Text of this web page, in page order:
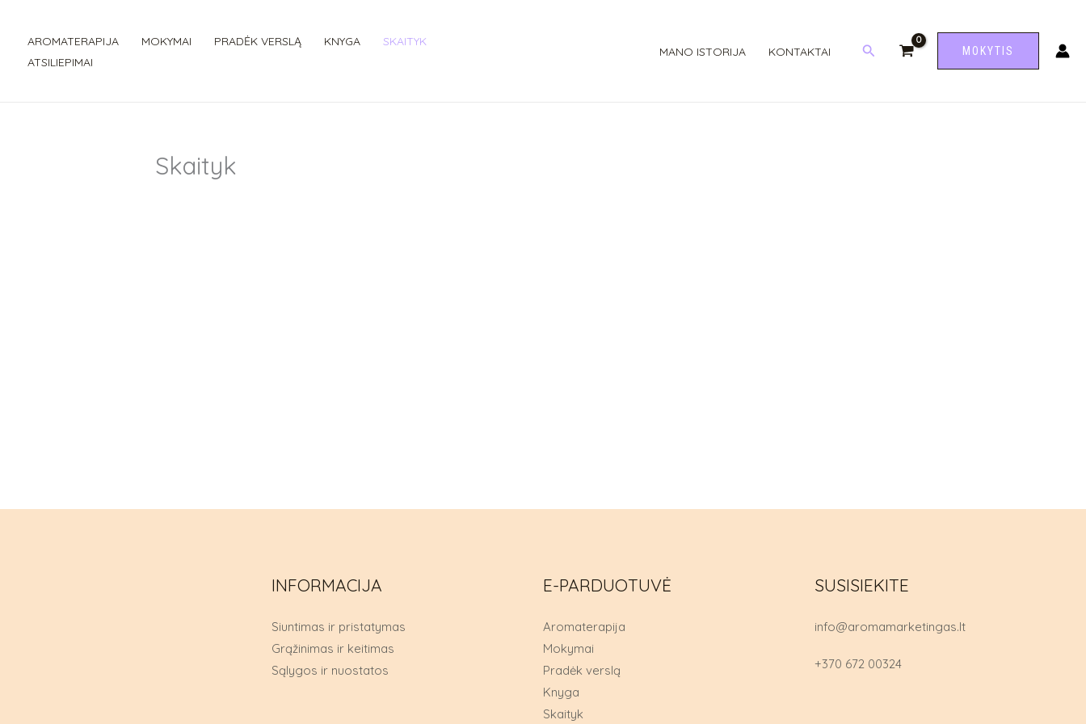
AROMATERAPIJA MOKYMAI PRADĖK VERSLĄ KNYGA
SKAITYK
ATSILIEPIMAI
MANO ISTORIJA KONTAKTAI Paieška MOKYTIS
Skaityk
INFORMACIJA
Siuntimas ir pristatymas
Grąžinimas ir keitimas
Sąlygos ir nuostatos
E-PARDUOTUVĖ
Aromaterapija
Mokymai
Pradėk verslą
Knyga
Skaityk
SUSISIEKITE
info@aromamarketingas.lt
+370 672 00324